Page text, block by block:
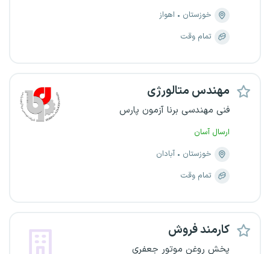
خوزستان
اهواز
تمام وقت
مهندس متالورژی
فنی مهندسی برنا آزمون پارس
ارسال آسان
خوزستان
آبادان
تمام وقت
کارمند فروش
پخش روغن موتور جعفری